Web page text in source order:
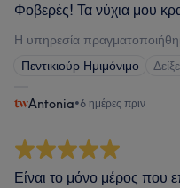
Φοβερές! Τα νύχια μου
Η υπηρεσία
Πεντικιούρ Ημιμόνιμο
Antonia•6 ημέρες πριν
Είναι το μόνο μέρος που